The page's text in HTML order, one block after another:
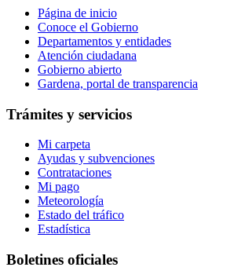
Página de inicio
Conoce el Gobierno
Departamentos y entidades
Atención ciudadana
Gobierno abierto
Gardena, portal de transparencia
Trámites y servicios
Mi carpeta
Ayudas y subvenciones
Contrataciones
Mi pago
Meteorología
Estado del tráfico
Estadística
Boletines oficiales